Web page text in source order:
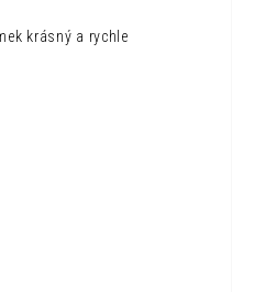
krásný a rychle